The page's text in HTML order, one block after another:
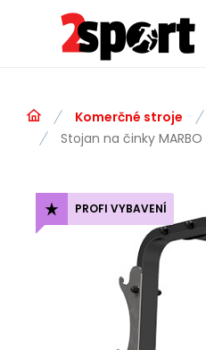
Komerčné stroje
Stojan na činky MARBO
PROFI VYBAVENÍ